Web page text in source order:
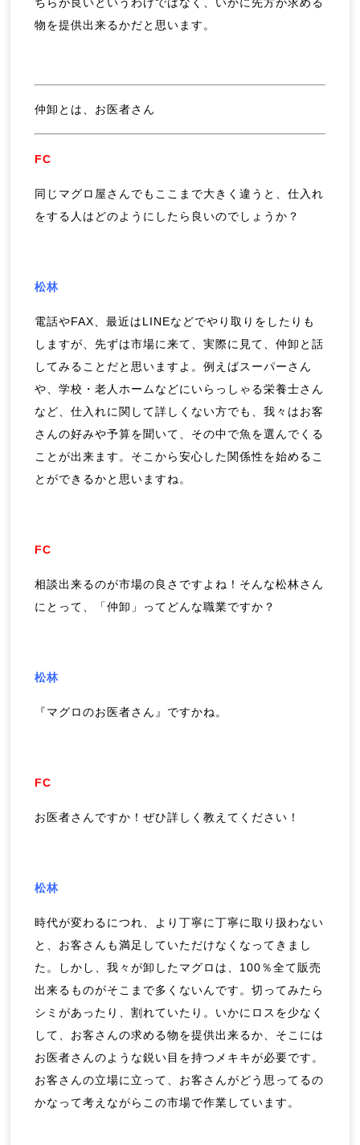
ちらが良いというわけではなく、いかに先方が求める
物を提供出来るかだと思います。
仲卸とは、お医者さん
FC
同じマグロ屋さんでもここまで大きく違うと、仕入れ
をする人はどのようにしたら良いのでしょうか？
松林
電話やFAX、最近はLINEなどでやり取りをしたりも
しますが、先ずは市場に来て、実際に見て、仲卸と話
してみることだと思いますよ。例えばスーパーさん
や、学校・老人ホームなどにいらっしゃる栄養士さん
など、仕入れに関して詳しくない方でも、我々はお客
さんの好みや予算を聞いて、その中で魚を選んでくる
ことが出来ます。そこから安心した関係性を始めるこ
とができるかと思いますね。
FC
相談出来るのが市場の良さですよね！そんな松林さん
にとって、「仲卸」ってどんな職業ですか？
松林
『マグロのお医者さん』ですかね。
FC
お医者さんですか！ぜひ詳しく教えてください！
松林
時代が変わるにつれ、より丁寧に丁寧に取り扱わない
と、お客さんも満足していただけなくなってきまし
た。しかし、我々が卸したマグロは、100％全て販売
出来るものがそこまで多くないんです。切ってみたら
シミがあったり、割れていたり。いかにロスを少なく
して、お客さんの求める物を提供出来るか、そこには
お医者さんのような鋭い目を持つメキキが必要です。
お客さんの立場に立って、お客さんがどう思ってるの
かなって考えながらこの市場で作業しています。